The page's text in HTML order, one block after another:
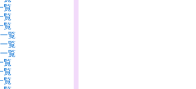
覧
覧
覧
覧
覧
覧
覧
覧
覧